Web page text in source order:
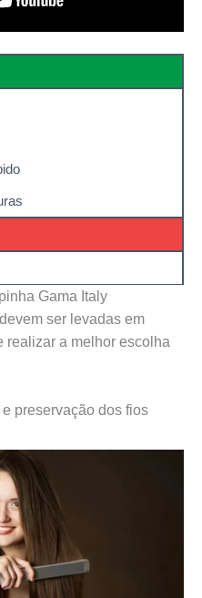
Gama Italy
ser levadas em
realizar a melhor escolha
preservação dos fios